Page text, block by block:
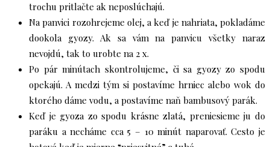
trochu pritlačte ak neposlúchajú.
Na panvici rozohrejeme olej, a keď je nahriata, pokladáme
dookola gyozy. Ak sa vám na panvicu všetky naraz
nevojdú, tak to urobte na 2 x.
Po pár minútach skontrolujeme, či sa gyozy zo spodu
opekajú. A medzi tým si postavíme hrniec alebo wok do
ktorého dáme vodu, a postavíme naň bambusový parák.
Keď je gyoza zo spodu krásne zlatá, preniesieme ju do
paráku a necháme cca 5 – 10 minút naparovať. Cesto je